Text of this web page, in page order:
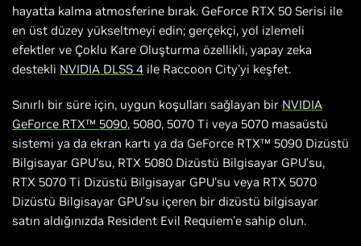
hayatta kalma atmosferine bırak. GeForce RTX 50 Serisi ile
en üst düzey yükseltmeyi edin; gerçekçi, yol izlemeli
efektler ve Çoklu Kare Oluşturma özellikli, yapay zeka
destekli NVIDIA DLSS 4 ile Raccoon City'yi keşfet.
Sınırlı bir süre için, uygun koşulları sağlayan bir NVIDIA
GeForce RTX™ 5090, 5080, 5070 Ti veya 5070 masaüstü
sistemi ya da ekran kartı ya da GeForce RTX™ 5090 Dizüstü
Bilgisayar GPU’su, RTX 5080 Dizüstü Bilgisayar GPU’su,
RTX 5070 Ti Dizüstü Bilgisayar GPU’su veya RTX 5070
Dizüstü Bilgisayar GPU’su içeren bir dizüstü bilgisayar
satın aldığınızda Resident Evil Requiem'e sahip olun.